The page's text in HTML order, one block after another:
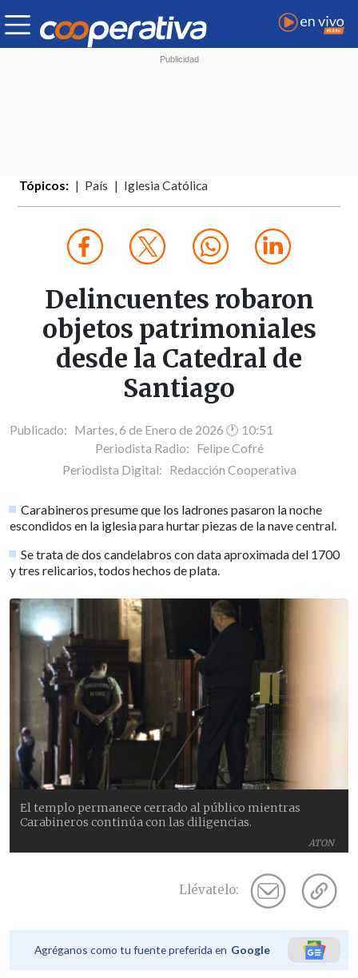
Tópicos: País Iglesia Católica
Delincuentes robaron
objetos patrimoniales
desde la Catedral de
Santiago
Publicado: Martes, 6 de Enero de 2026 🕐 10:51
Periodista Radio: Felipe Cofré
Periodista Digital: Redacción Cooperativa
Carabineros presume que los ladrones pasaron la noche
escondidos en la iglesia para hurtar piezas de la nave central.
Se trata de dos candelabros con data aproximada del 1700
y tres relicarios, todos hechos de plata.
ATON
El templo permanece cerrado al público mientras
Carabineros continúa con las diligencias.
Llévatelo:
Agréganos como tu fuente preferida en Google